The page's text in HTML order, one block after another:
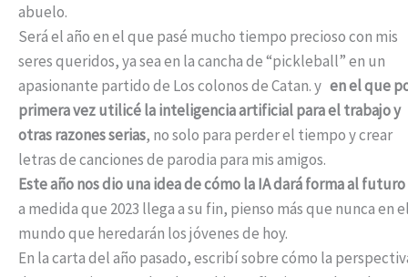
abuelo.
Será el año en el que pasé mucho tiempo precioso con mis
seres queridos, ya sea en la cancha de “pickleball” en un
apasionante partido de Los colonos de Catan. y en el que
primera vez utilicé la inteligencia artificial para el trabajo y
otras razones serias, no solo para perder el tiempo y crear
letras de canciones de parodia para mis amigos.
Este año nos dio una idea de cómo la IA dará forma al futuro
a medida que 2023 llega a su fin, pienso más que nunca en
mundo que heredarán los jóvenes de hoy.
En la carta del año pasado, escribí sobre cómo la